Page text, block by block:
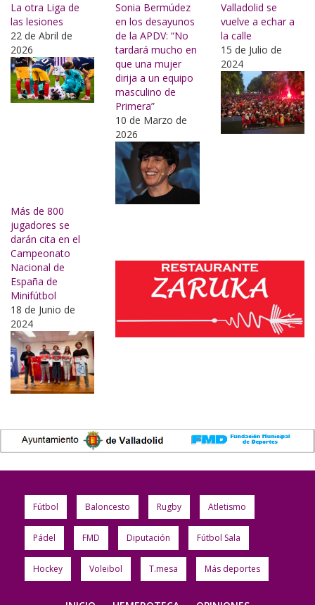
La otra Liga de
las lesiones
22 de Abril de
2026
Sonia Bermúdez
en los desayunos
de la APDV: “No
tardará mucho en
que una mujer
dirija a un equipo
masculino de
Primera”
10 de Marzo de
2026
Valladolid se
vuelve a echar a
la calle
15 de Julio de
2024
Más de 800
jugadores se
darán cita en el
Campeonato
Nacional de
España de
Minifútbol
18 de Junio de
2024
Fútbol Baloncesto Rugby Atletismo
Pádel FMD Diputación Fútbol Sala
Hockey Voleibol T.mesa Más deportes